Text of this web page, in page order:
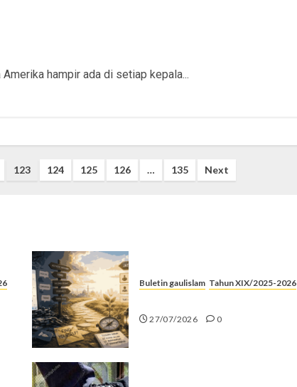
hampir ada di setiap kepala...
123 124 125 126 … 135 Next
Buletin gaulislam Tahun XIX/2025-2026
27/07/2026 0